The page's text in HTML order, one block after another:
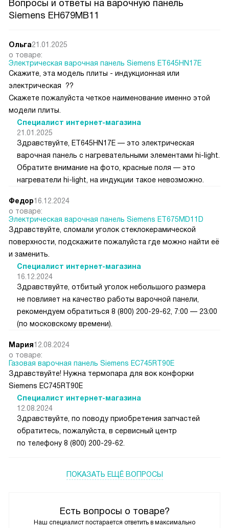
Вопросы и ответы на варочную панель
Siemens EH679MB11
Есть вопросы о товаре?
Наш специалист постарается ответить в максимально
Ольга21.01.2025
о товаре:
Электрическая варочная панель Siemens ET645HN17E
Скажите, эта модель плиты - индукционная или
электрическая ??
Скажете пожалуйста четкое наименование именно этой
модели плиты.
Специалист интернет-магазина
21.01.2025
Здравствуйте, ET645HN17E — это электрическая
варочная панель с нагревательными элементами hi-light.
Обратите внимание на фото, красные поля — это
нагреватели hi-light, на индукции такое невозможно.
Федор16.12.2024
о товаре:
Электрическая варочная панель Siemens ET675MD11D
Здравствуйте, сломали уголок стеклокерамической
поверхности, подскажите пожалуйста где можно найти её
и заменить.
Специалист интернет-магазина
16.12.2024
Здравствуйте, отбитый уголок небольшого размера
не повлияет на качество работы варочной панели,
рекомендуем обратиться 8 (800) 200-29-62, 7:00 — 23:00
(по московскому времени).
Мария12.08.2024
о товаре:
Газовая варочная панель Siemens EC745RT90E
Здравствуйте! Нужна термопара для вок конфорки
Siemens EC745RT90E
Специалист интернет-магазина
12.08.2024
Здравствуйте, по поводу приобретения запчастей
обратитесь, пожалуйста, в сервисный центр
по телефону 8 (800) 200-29-62.
ПОКАЗАТЬ ЕЩЁ ВОПРОСЫ